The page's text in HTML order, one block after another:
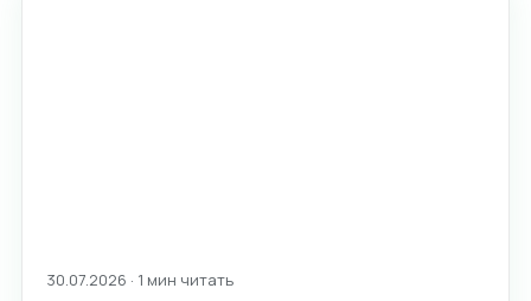
30.07.2026 · 1 мин читать